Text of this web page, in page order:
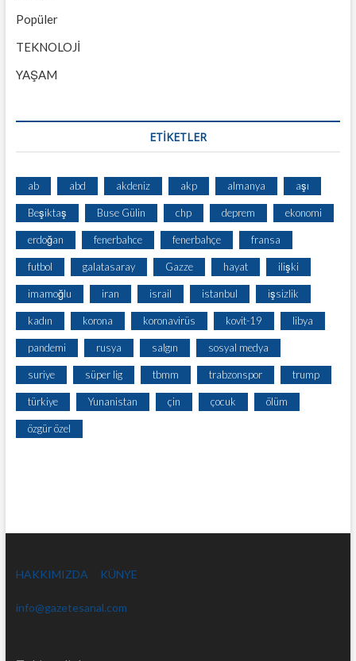
Popüler
TEKNOLOJİ
YAŞAM
ETİKETLER
ab abd akdeniz akp almanya aşı
Beşiktaş Buse Gülin chp deprem ekonomi
erdoğan fenerbahce fenerbahçe fransa
futbol galatasaray Gazze hayat ilişki
imamoğlu iran israil istanbul işsizlik
kadın korona koronavirüs kovit-19 libya
pandemi rusya salgın sosyal medya
suriye süper lig tbmm trabzonspor trump
türkiye Yunanistan çin çocuk ölüm
özgür özel
HAKKIMIZDA KÜNYE
info@gazetesanal.com